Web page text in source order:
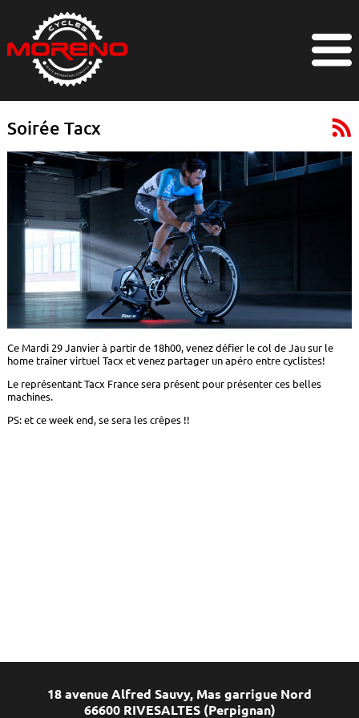
Soirée Tacx
Ce Mardi 29 Janvier à partir de 18h00, venez défier le col de Jau sur le
home traîner virtuel Tacx et venez partager un apéro entre cyclistes!
Le représentant Tacx France sera présent pour présenter ces belles
machines.
PS: et ce week end, se sera les crêpes !!
18 avenue Alfred Sauvy, Mas garrigue Nord
66600 RIVESALTES (Perpignan)